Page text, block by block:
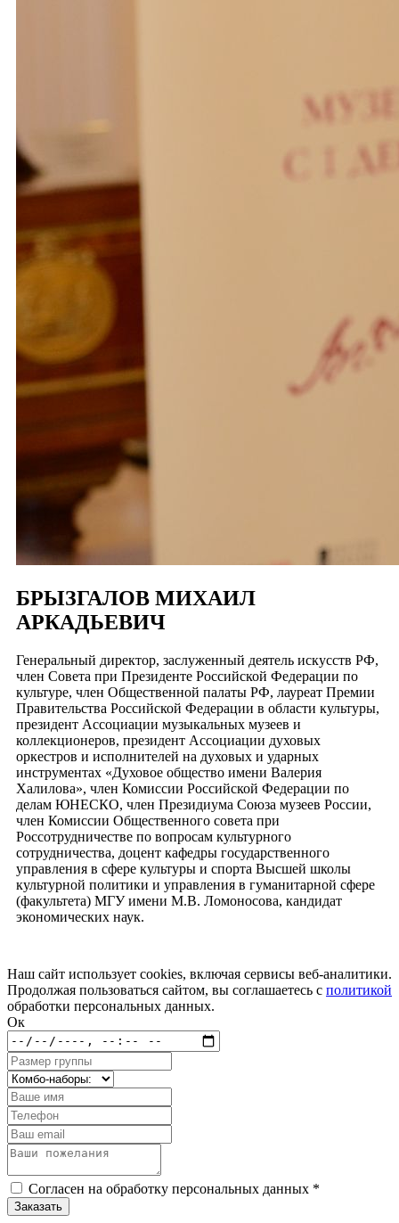
БРЫЗГАЛОВ МИХАИЛ
АРКАДЬЕВИЧ
Генеральный директор, заслуженный деятель искусств РФ,
член Совета при Президенте Российской Федерации по
культуре, член Общественной палаты РФ, лауреат Премии
Правительства Российской Федерации в области культуры,
президент Ассоциации музыкальных музеев и
коллекционеров, президент Ассоциации духовых
оркестров и исполнителей на духовых и ударных
инструментах «Духовое общество имени Валерия
Халилова», член Комиссии Российской Федерации по
делам ЮНЕСКО, член Президиума Союза музеев России,
член Комиссии Общественного совета при
Россотрудничестве по вопросам культурного
сотрудничества, доцент кафедры государственного
управления в сфере культуры и спорта Высшей школы
культурной политики и управления в гуманитарной сфере
(факультета) МГУ имени М.В. Ломоносова, кандидат
экономических наук.
Наш сайт использует cookies, включая сервисы веб-аналитики.
Продолжая пользоваться сайтом, вы соглашаетесь с политикой
обработки персональных данных.
Ок
Согласен на обработку персональных данных *